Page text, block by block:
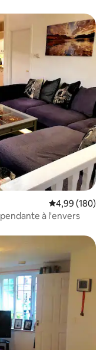
Évaluation
4,99 (180)
à l'envers